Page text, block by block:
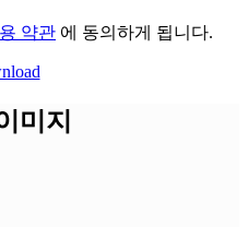
약관 에 동의하게 됩니다.
미지